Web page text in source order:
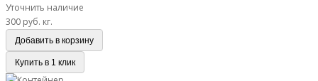
Уточнить наличие
300 руб. кг.
Добавить в корзину
Купить в 1 клик